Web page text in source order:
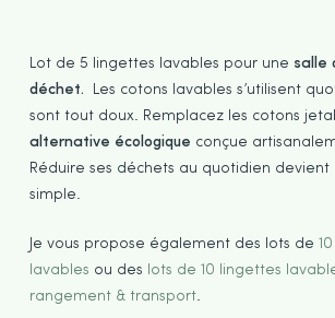
Lot de 5 lingettes lavables pour une salle
déchet. Les cotons lavables s’utilisent
sont tout doux. Remplacez les cotons
alternative écologique conçue
Réduire ses déchets au quotidien devient
simple.
Je vous propose également des lots de
lavables ou des lots de 10 lingettes
rangement & transport.